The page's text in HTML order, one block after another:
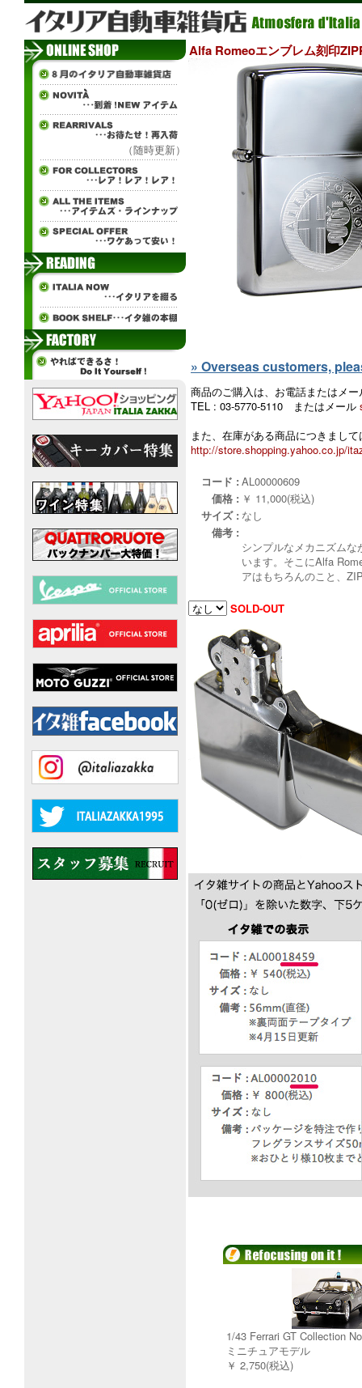
（随時更新）
Alfa Romeoエンブレム刻印
» Overseas customers,
商品のご購入は、お電話またはメ
TEL : 03-5770-5110 またはメール
また、在庫がある商品につきまし
http://store.shopping.yahoo.co.jp/
コード : AL00000609
価格 : ￥ 11,000(税込)
サイズ : なし
備考 :
シンプルなメカニズム
います。そこにAlfa
アはもちろんのこと、
SOLD-OUT
1/43 Ferrari GT Collection
ミニチュアモデル
￥ 2,750(税込)